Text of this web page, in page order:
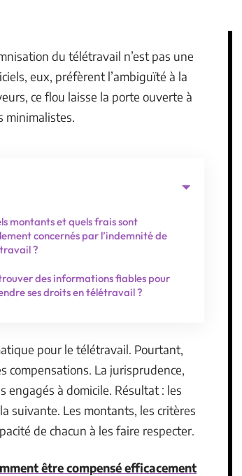
du télétravail n’est pas une
eux, préfèrent l’ambiguïté à la
ce flou laisse la porte ouverte à
minimalistes.
montants et quels frais sont
concernés par l’indemnité de
?
des informations fiables pour
ses droits en télétravail ?
pour le télétravail. Pourtant,
compensations. La jurisprudence,
à domicile. Résultat : les
suivante. Les montants, les critères
de chacun à les faire respecter.
être compensé efficacement